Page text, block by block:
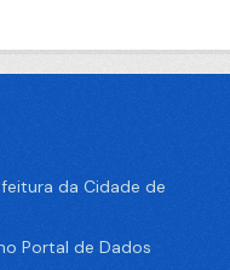
da Cidade de
Portal de Dados